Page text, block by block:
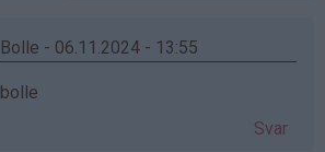
Bolle - 06.11.2024 - 13:55
Som
bolle
Svar